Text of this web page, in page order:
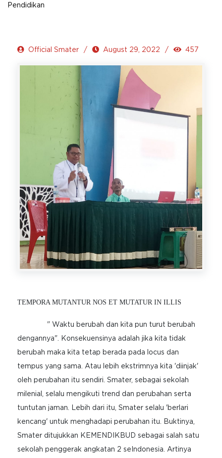
Pendidikan
Official Smater August 29, 2022 457
TEMPORA MUTANTUR NOS ET MUTATUR IN ILLIS
" Waktu berubah dan kita pun turut berubah
dengannya". Konsekuensinya adalah jika kita tidak
berubah maka kita tetap berada pada locus dan
tempus yang sama. Atau lebih ekstrimnya kita 'diinjak'
oleh perubahan itu sendiri. Smater, sebagai sekolah
milenial, selalu mengikuti trend dan perubahan serta
tuntutan jaman. Lebih dari itu, Smater selalu 'berlari
kencang' untuk menghadapi perubahan itu. Buktinya,
Smater ditujukkan KEMENDIKBUD sebagai salah satu
sekolah penggerak angkatan 2 seIndonesia. Artinya